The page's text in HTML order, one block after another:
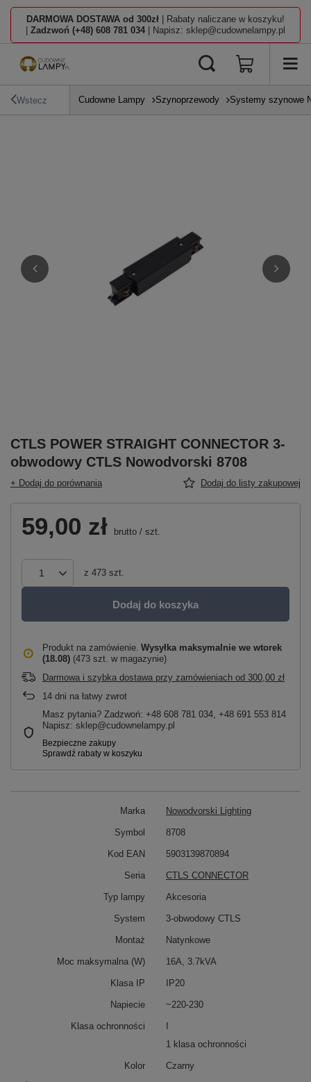
DARMOWA DOSTAWA od 300zł | Rabaty naliczane w koszyku!
Zadzwoń (+48) 608 781 034 | Napisz: sklep@cudownelampy.pl
Wstecz Cudowne Lampy Szynoprzewody Systemy szynowe
CTLS POWER STRAIGHT CONNECTOR 3-
obwodowy CTLS Nowodvorski 8708
+ Dodaj do porównania Dodaj do listy zakupowej
59,00 zł brutto / szt.
z 473 szt.
Dodaj do koszyka
Produkt na zamówienie Wysyłka maksymalnie we wtorek
(18.08) (473 szt. w magazynie)
Darmowa i szybka dostawa przy zamówieniach od 300,00 zł
14 dni na łatwy zwrot
Masz pytania? Zadzwoń: +48 608 781 034, +48 691 553 814
Napisz: sklep@cudownelampy.pl
Marka Nowodvorski Lighting
Symbol 8708
Kod EAN 5903139870894
Seria CTLS CONNECTOR
Typ lampy Akcesoria
System 3-obwodowy CTLS
Montaż Natynkowe
Moc maksymalna (W) 16A, 3.7kVA
Klasa IP IP20
Napiecie ~220-230
Klasa ochronności
1 klasa ochronności
Kolor Czarny